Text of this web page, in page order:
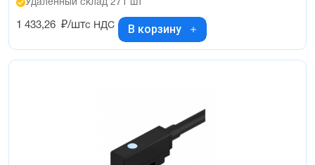
Удалённый склад 271 шт
1 433,26 ₽/штс НДС В корзину